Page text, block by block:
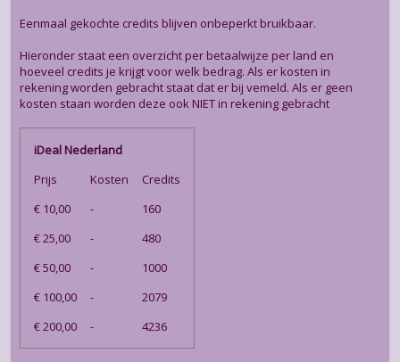
Eenmaal gekochte credits blijven onbeperkt bruikbaar.
Hieronder staat een overzicht per betaalwijze per land en
hoeveel credits je krijgt voor welk bedrag. Als er kosten in
rekening worden gebracht staat dat er bij vemeld. Als er geen
kosten staan worden deze ook NIET in rekening gebracht
iDeal Nederland
Prijs
Kosten
Credits
€ 10,00
-
160
€ 25,00
-
480
€ 50,00
-
1000
€ 100,00
-
2079
€ 200,00
- 4236